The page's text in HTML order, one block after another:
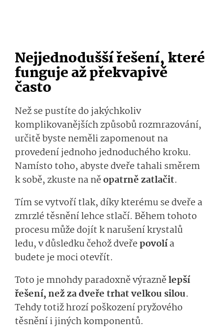
Nejjednodušší řešení, které
funguje až překvapivě
často
Než se pustíte do jakýchkoliv
komplikovanějších způsobů rozmrazování,
určitě byste neměli zapomenout na
provedení jednoho jednoduchého kroku.
Namísto toho, abyste dveře tahali směrem
k sobě, zkuste na něopatrně zatlačit.
Tím se vytvoří tlak, díky kterému se dveře a
zmrzlé těsnění lehce stlačí. Během tohoto
procesu může dojít k narušení krystalů
ledu, v důsledku čehož dveřepovolía
budete je moci otevřít.
Toto je mnohdy paradoxně výraznělepší
řešení, než za dveře trhat velkou silou.
Tehdy totiž hrozí poškození pryžového
těsnění i jiných komponentů.